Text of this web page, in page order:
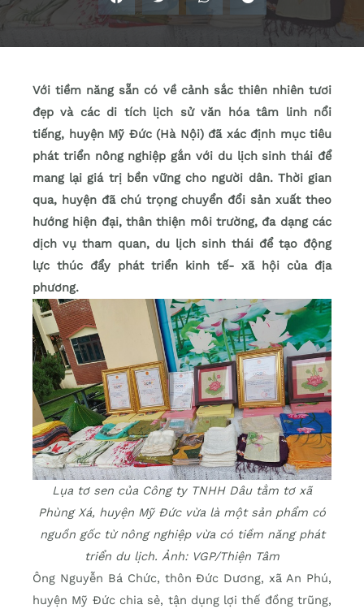
Với tiềm năng sẵn có về cảnh sắc thiên nhiên tươi
đẹp và các di tích lịch sử văn hóa tâm linh nổi
tiếng, huyện Mỹ Đức (Hà Nội) đã xác định mục tiêu
phát triển nông nghiệp gắn với du lịch sinh thái để
mang lại giá trị bền vững cho người dân. Thời gian
qua, huyện đã chú trọng chuyển đổi sản xuất theo
hướng hiện đại, thân thiện môi trường, đa dạng các
dịch vụ tham quan, du lịch sinh thái để tạo động
lực thúc đẩy phát triển kinh tế- xã hội của địa
phương.
Lụa tơ sen của Công ty TNHH Dâu tằm tơ xã
Phùng Xá, huyện Mỹ Đức vừa là một sản phẩm có
nguồn gốc từ nông nghiệp vừa có tiềm năng phát
triển du lịch. Ảnh: VGP/Thiện Tâm
Ông Nguyễn Bá Chức, thôn Đức Dương, xã An Phú,
huyện Mỹ Đức chia sẻ, tận dụng lợi thế đồng trũng,